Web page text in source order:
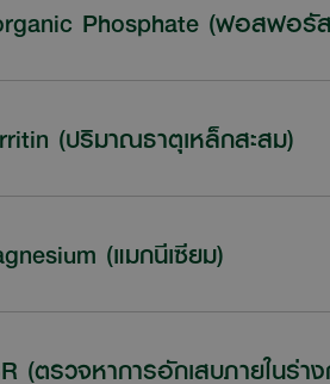
Phosphate (ฟอสฟอรั
(ปริมาณธาตุเหล็กสะสม)
(แมกนีเซียม)
(ตรวจหาการอักเสบภายในร่า